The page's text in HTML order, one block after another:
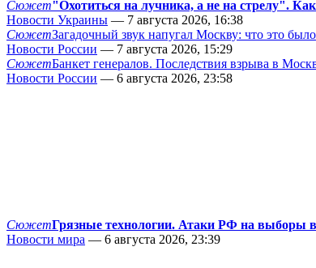
Сюжет"Охотиться на лучника, а не на стрелу".
Новости Украины — 7 августа 2026, 16:38
СюжетЗагадочный звук напугал Москву: что это было
Новости России — 7 августа 2026, 15:29
СюжетБанкет генералов. Последствия взрыва в
Новости России — 6 августа 2026, 23:58
СюжетГрязные технологии. Атаки РФ на выборы
Новости мира — 6 августа 2026, 23:39